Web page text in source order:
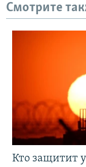
Смотрите
Кто защитит